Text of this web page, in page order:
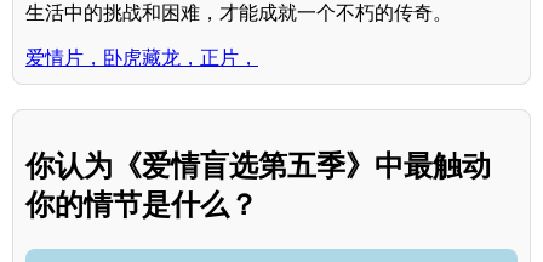
生活中的挑战和困难，才能成就一个不朽的传奇。
爱情片，卧虎藏龙，正片，
你认为《爱情盲选第五季》中最触动
你的情节是什么？